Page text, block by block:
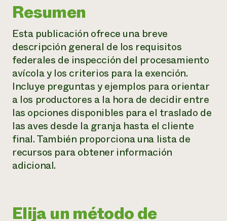
Programa de descuentos de NorthWestern Energy
Servicios energéticos comerciales
Servicios energéticos residenciales
LIHEAP
Centro de intercambio de información AgriSolar
Oportunidades de financiación
Noticias
Internship Hub
Buscar prácticas
Contratar a un becario
un
Todos
contribuyen a la
resiliencia de la
comunidad.
DONAR AHORA
Resumen
Esta publicación ofrece una breve
descripción general de los requisitos
federales de inspección del procesamiento
avícola y los criterios para la exención.
Incluye preguntas y ejemplos para orientar
a los productores a la hora de decidir entre
las opciones disponibles para el traslado de
las aves desde la granja hasta el cliente
final. También proporciona una lista de
recursos para obtener información
adicional.
Elija un método de